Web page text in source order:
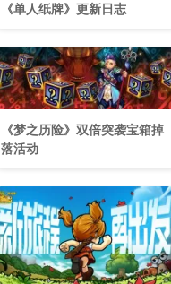
《单人纸牌》更新日志
《梦之历险》双倍突袭宝箱掉
落活动